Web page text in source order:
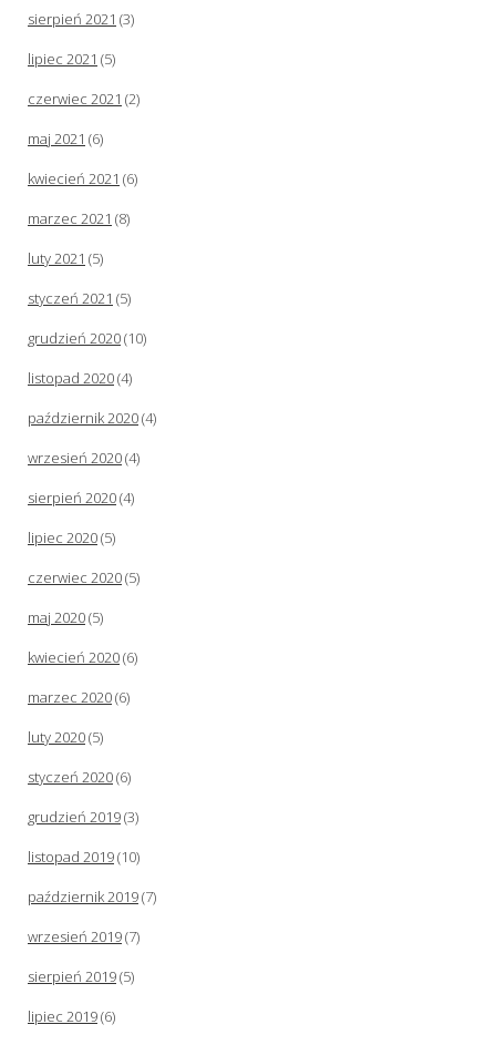
sierpień 2021 (3)
lipiec 2021 (5)
czerwiec 2021 (2)
maj 2021 (6)
kwiecień 2021 (6)
marzec 2021 (8)
luty 2021 (5)
styczeń 2021 (5)
grudzień 2020(10)
listopad 2020(4)
październik 2020(4)
wrzesień 2020(4)
sierpień 2020(4)
lipiec 2020(5)
czerwiec 2020(5)
maj 2020(5)
kwiecień 2020(6)
marzec 2020(6)
luty 2020(5)
styczeń 2020(6)
grudzień 2019(3)
listopad 2019(10)
październik 2019(7)
wrzesień 2019(7)
sierpień 2019(5)
lipiec 2019(6)